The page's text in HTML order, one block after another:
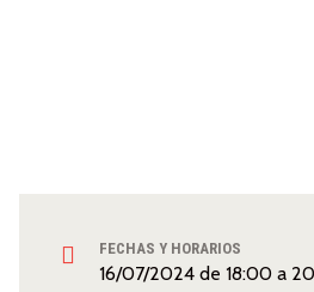
FECHAS Y HORARIOS
16/07/2024 de 18:00 a